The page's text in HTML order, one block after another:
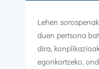
Lehen
duen pertsona
dira,
egonkortzeko,